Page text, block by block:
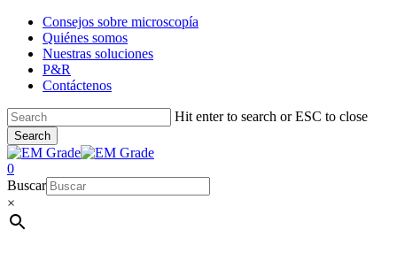
Skip
main
content
Consejos sobre microscopía
Quiénes somos
Nuestras soluciones
P&R
Contáctenos
Hit enter to search or ESC to close
Search
Close
Search
account
0
Menu
Buscar
×